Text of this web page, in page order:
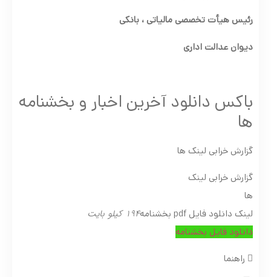
رئیس هیأت تخصصی مالیاتی ، بانکی
دیوان عدالت اداری
باکس دانلود آخرین اخبار و بخشنامه
ها
گزارش خرابی لینک ها
گزارش خرابی لینک
ها
لینک دانلود فایل pdf بخشنامه
194 کیلو بایت
دانلود فایل بخشنامه
راهنما